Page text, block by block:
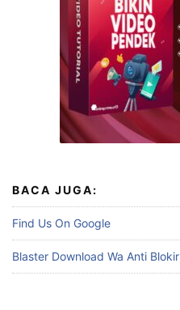
BACA JUGA:
Find Us On Google
Blaster Download Wa Anti Blokir